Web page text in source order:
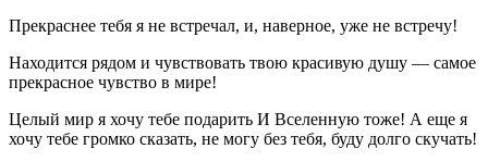
Прекраснее тебя я не встречал, и, наверное, уже не встречу!
Находится рядом и чувствовать твою красивую душу — самое
прекрасное чувство в мире!
Целый мир я хочу тебе подарить И Вселенную тоже! А еще я
хочу тебе громко сказать, не могу без тебя, буду долго скучать!